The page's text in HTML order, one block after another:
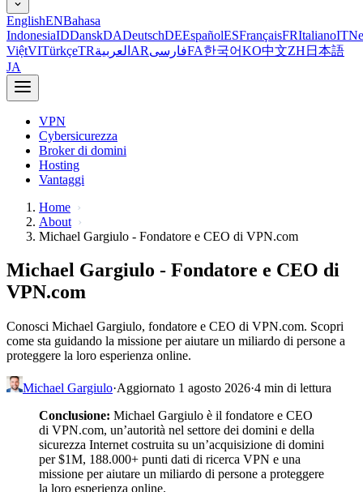
EnglishENBahasa
IndonesiaIDDanskDADeutschDEEspañolESFrançaisFRItalianoIT
ViệtVITürkçeTRالعربية ARفارسیFA한국어KO中文ZH 日本語
JA
VPN
Cybersicurezza
Broker di domini
Hosting
Vantaggi
Home
About
Michael Gargiulo - Fondatore e CEO di VPN.com
Michael Gargiulo - Fondatore e CEO di
VPN.com
Conosci Michael Gargiulo, fondatore e CEO di VPN.com. Scopri
come sta guidando la missione per aiutare un miliardo di persone a
proteggere la loro esperienza online.
Michael Gargiulo·Aggiornato 1 agosto 2026·4 min di lettura
Conclusione: Michael Gargiulo è il fondatore e CEO
di VPN.com, un’autorità nel settore dei domini e della
sicurezza Internet costruita su un’acquisizione di domini
per $1M, 188.000+ punti dati di ricerca VPN e una
missione per aiutare un miliardo di persone a proteggere
la loro esperienza online.